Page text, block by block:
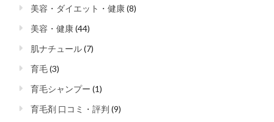
美容・ダイエット・健康(8)
美容・健康(44)
肌ナチュール(7)
育毛(3)
育毛シャンプー (1)
育毛剤 口コミ・評判 (9)